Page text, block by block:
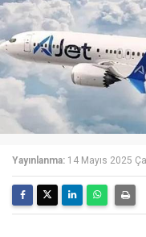
Yayınlanma: 14 Mayıs 2025